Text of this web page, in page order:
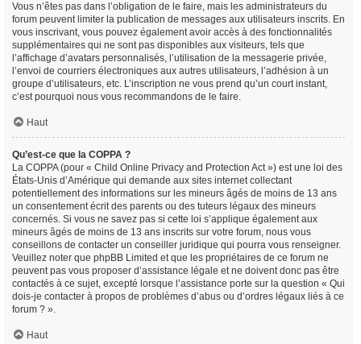
Vous n’êtes pas dans l’obligation de le faire, mais les administrateurs du
forum peuvent limiter la publication de messages aux utilisateurs inscrits. En
vous inscrivant, vous pouvez également avoir accès à des fonctionnalités
supplémentaires qui ne sont pas disponibles aux visiteurs, tels que
l’affichage d’avatars personnalisés, l’utilisation de la messagerie privée,
l’envoi de courriers électroniques aux autres utilisateurs, l’adhésion à un
groupe d’utilisateurs, etc. L’inscription ne vous prend qu’un court instant,
c’est pourquoi nous vous recommandons de le faire.
Haut
Qu’est-ce que la COPPA ?
La COPPA (pour « Child Online Privacy and Protection Act ») est une loi des
États-Unis d’Amérique qui demande aux sites internet collectant
potentiellement des informations sur les mineurs âgés de moins de 13 ans
un consentement écrit des parents ou des tuteurs légaux des mineurs
concernés. Si vous ne savez pas si cette loi s’applique également aux
mineurs âgés de moins de 13 ans inscrits sur votre forum, nous vous
conseillons de contacter un conseiller juridique qui pourra vous renseigner.
Veuillez noter que phpBB Limited et que les propriétaires de ce forum ne
peuvent pas vous proposer d’assistance légale et ne doivent donc pas être
contactés à ce sujet, excepté lorsque l’assistance porte sur la question « Qui
dois-je contacter à propos de problèmes d’abus ou d’ordres légaux liés à ce
forum ? ».
Haut